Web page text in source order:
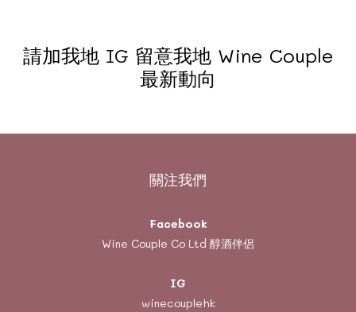
請加我地 IG 留意我地 Wine Couple
最新動向
關注我們
Facebook
Wine Couple Co Ltd 醇酒伴侶
IG
winecouplehk